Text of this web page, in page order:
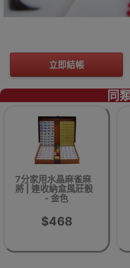
立即結帳
同
7分家用水晶麻雀麻
將 | 連收納盒風莊骰
- 金色
$468